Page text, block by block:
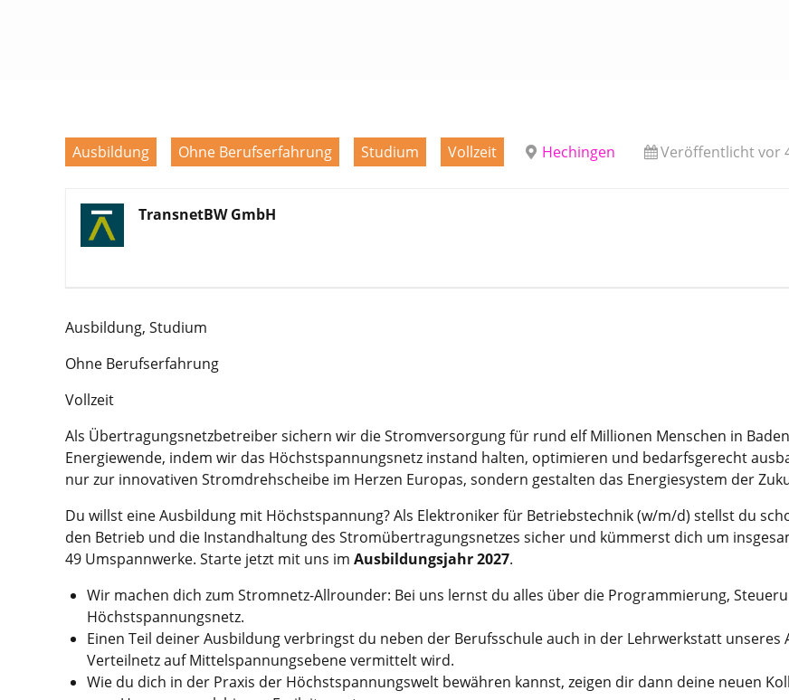
Ausbildung Ohne Berufserfahrung Studium Vollzeit Hechingen Veröffentlicht vor
TransnetBW GmbH
Ausbildung, Studium
Ohne Berufserfahrung
Vollzeit
Als Übertragungsnetzbetreiber sichern wir die Stromversorgung für rund elf Millionen Menschen in
Energiewende, indem wir das Höchstspannungsnetz instand halten, optimieren und bedarfsgerecht
nur zur innovativen Stromdrehscheibe im Herzen Europas, sondern gestalten das Energiesystem der
Du willst eine Ausbildung mit Höchstspannung? Als Elektroniker für Betriebstechnik (w/m/d) stellst du
den Betrieb und die Instandhaltung des Stromübertragungsnetzes sicher und kümmerst dich um
49 Umspannwerke. Starte jetzt mit uns im Ausbildungsjahr 2027.
Wir machen dich zum Stromnetz-Allrounder: Bei uns lernst du alles über die Programmierung,
Höchstspannungsnetz.
Einen Teil deiner Ausbildung verbringst du neben der Berufsschule auch in der Lehrwerkstatt
Verteilnetz auf Mittelspannungsebene vermittelt wird.
Wie du dich in der Praxis der Höchstspannungswelt bewähren kannst, zeigen dir dann deine neuen